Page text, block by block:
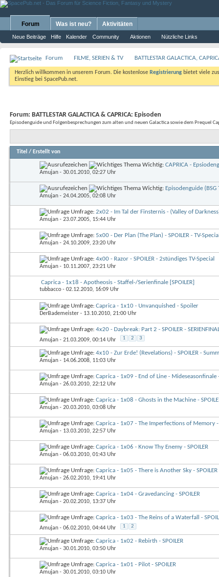
Forum
Neue Beiträge Hilfe Kalender Community Aktionen Nützliche Links
Was ist neu? Aktivitäten
Forum FILME, SERIEN & TV BATTLESTAR GALACTICA,
Herzlich willkommen in unserem Forum. Die kostenlose Registrierung bietet viele
Einstieg bei SpacePub.net.
Forum: BATTLESTAR GALACTICA & CAPRICA: Episoden
Episodenguide und Folgenbesprechungen zum alten und neuen Galactica sowie dem Prequel
Titel / Erstellt von
Wichtig: CAPRICA -
Amujan - 30.01.2010, 02:27 Uhr
Wichtig: Episodenguide
Amujan - 24.04.2005, 02:08 Uhr
Umfrage: 2x02 - Im Tal der Finsternis - (Valley of
Amujan - 23.07.2005, 15:44 Uhr
Umfrage: 5x00 - Der Plan (The Plan) - SPOILER - TV-
Amujan - 24.10.2009, 23:20 Uhr
Umfrage: 4x00 - Razor - SPOILER - 2stündiges TV-Special
Amujan - 10.11.2007, 23:21 Uhr
Caprica - 1x18 - Apotheosis - Staffel-/Serienfinale [SPOILER]
tubbacco - 02.12.2010, 16:09 Uhr
Umfrage: Caprica - 1x10 - Unvanquished - Spoiler
DerBademeister - 13.10.2010, 21:00 Uhr
Umfrage: 4x20 - Daybreak: Part 2 - SPOILER -
Amujan - 21.03.2009, 00:14 Uhr 1 2 3
Umfrage: 4x10 - Zur Erde! (Revelations) - SPOILER -
Amujan - 14.06.2008, 11:03 Uhr
Umfrage: Caprica - 1x09 - End of Line - Mideseasonfinale -
Amujan - 26.03.2010, 22:12 Uhr
Umfrage: Caprica - 1x08 - Ghosts in the Machine -
Amujan - 20.03.2010, 03:08 Uhr
Umfrage: Caprica - 1x07 - The Imperfections of Memory -
Amujan - 13.03.2010, 22:57 Uhr
Umfrage: Caprica - 1x06 - Know Thy Enemy - SPOILER
Amujan - 06.03.2010, 01:43 Uhr
Umfrage: Caprica - 1x05 - There is Another Sky - SPOILER
Amujan - 26.02.2010, 19:41 Uhr
Umfrage: Caprica - 1x04 - Gravedancing - SPOILER
Amujan - 20.02.2010, 13:37 Uhr
Umfrage: Caprica - 1x03 - The Reins of a Waterfall -
Amujan - 06.02.2010, 04:44 Uhr 1 2
Umfrage: Caprica - 1x02 - Rebirth - SPOILER
Amujan - 30.01.2010, 03:50 Uhr
Umfrage: Caprica - 1x01 - Pilot - SPOILER
Amujan - 30.01.2010, 03:10 Uhr